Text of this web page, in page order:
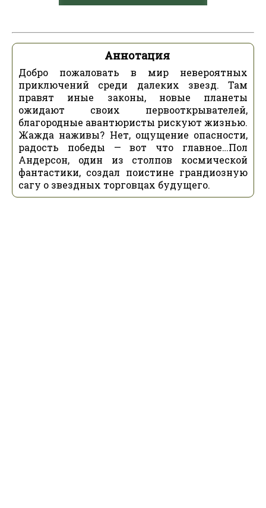
Аннотация
Добро пожаловать в мир невероятных
приключений среди далеких звезд. Там
правят иные законы, новые планеты
ожидают своих первооткрывателей,
благородные авантюристы рискуют жизнью.
Жажда наживы? Нет, ощущение опасности,
радость победы — вот что главное…Пол
Андерсон, один из столпов космической
фантастики, создал поистине грандиозную
сагу о звездных торговцах будущего.